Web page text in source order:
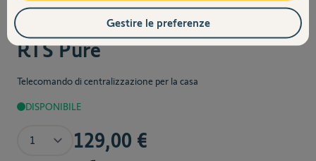
Telecomando Situo 5
RTS Pure
Telecomando di centralizzazione per la casa
DISPONIBILE
129,00 €
Gestire le preferenze